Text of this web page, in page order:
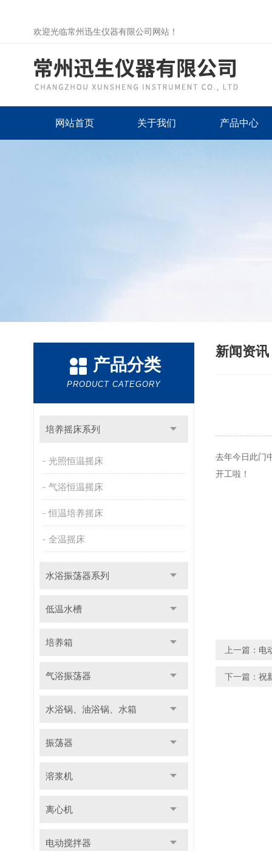
欢迎光临常州迅生仪器有限公司网站！
网站首页 关于我们 产品中心
产品分类
PRODUCT CATEGORY
培养摇床系列
光照恒温摇床
气浴恒温摇床
恒温培养摇床
全温摇床
水浴振荡器系列
低温水槽
培养箱
气浴振荡器
水浴锅、油浴锅、水箱
振荡器
溶浆机
离心机
电动搅拌器
新闻资讯
去年今日此门
开工啦！
上一篇： 电
下一篇： 祝